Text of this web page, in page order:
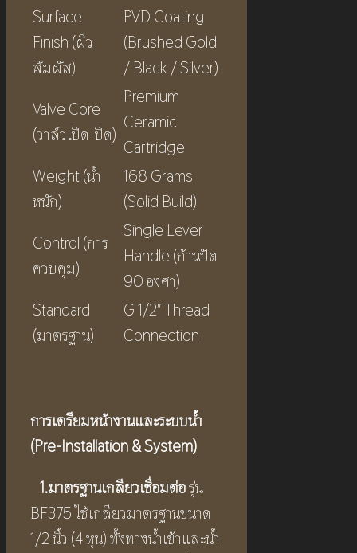
Surface
Finish (ผิว
สัมผัส)
PVD Coating
(Brushed Gold
/ Black / Silver)
Valve Core
(วาล์วเปิด-ปิด)
Premium
Ceramic
Cartridge
Weight (น้ำ
หนัก)
168 Grams
(Solid Build)
Control (การ
ควบคุม)
Single Lever
Handle (ก้านปัด
90 องศา)
Standard
(มาตรฐาน)
G 1/2″ Thread
Connection
การเตรียมหน้างานและระบบน้ำ
(Pre-Installation & System)
1.มาตรฐานเกลียวเชื่อมต่อรุ่น
BF375 ใช้เกลียวมาตรฐานขนาด
1/2 นิ้ว (4 หุน) ทั้งทางน้ำเข้าและน้ำ